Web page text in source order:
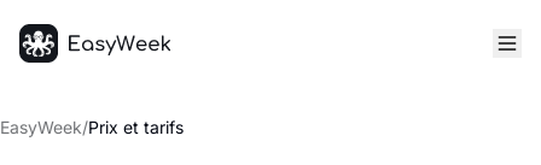
EasyWeek/Prix et tarifs